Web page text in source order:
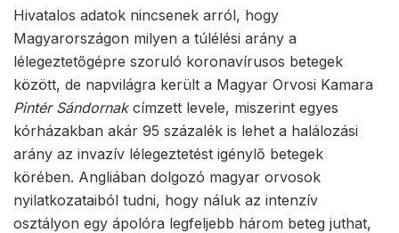
Hivatalos adatok nincsenek arról, hogy
Magyarországon milyen a túlélési arány a
lélegeztetőgépre szoruló koronavírusos betegek
között, de napvilágra került a Magyar Orvosi Kamara
Pintér Sándornakcímzett levele, miszerint egyes
kórházakban akár 95 százalék is lehet a halálozási
arány az invazív lélegeztetést igénylő betegek
körében. Angliában dolgozó magyar orvosok
nyilatkozataiból tudni, hogy náluk az intenzív
osztályon egy ápolóra legfeljebb három beteg juthat,